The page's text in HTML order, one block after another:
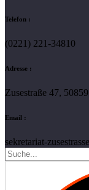
Telefon :
(0221) 221-34810
Adresse :
Zusestraße 47,
Email :
sekretariat-